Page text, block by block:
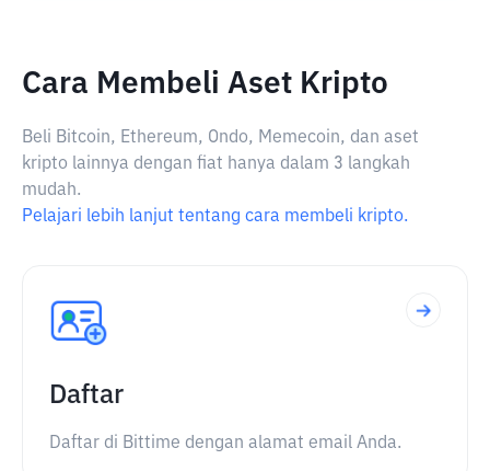
Cara Membeli Aset Kripto
Beli Bitcoin, Ethereum, Ondo, Memecoin, dan aset
kripto lainnya dengan fiat hanya dalam 3 langkah
mudah.
Pelajari lebih lanjut tentang cara membeli kripto.
Daftar
Daftar di Bittime dengan alamat email Anda.